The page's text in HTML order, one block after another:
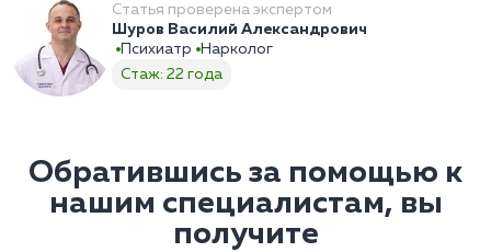
Статья проверена экспертом
Шуров Василий Александрович
Психиатр
Нарколог
Стаж: 22 года
Обратившись за помощью к
нашим специалистам, вы
получите